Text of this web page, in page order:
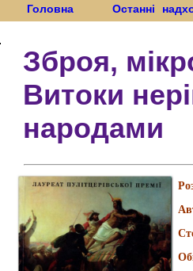
Головна Останні
Зброя,
Витоки
народами